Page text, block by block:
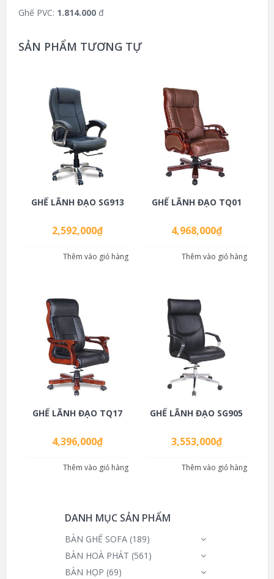
Ghế PVC: 1.814.000đ
SẢN PHẨM TƯƠNG TỰ
GHẾ LÃNH ĐẠO SG913
2,592,000₫
Thêm vào giỏ hàng
GHẾ LÃNH ĐẠO TQ01
4,968,000₫
Thêm vào giỏ hàng
GHẾ LÃNH ĐẠO TQ17
4,396,000₫
Thêm vào giỏ hàng
GHẾ LÃNH ĐẠO SG905
3,553,000₫
Thêm vào giỏ hàng
DANH MỤC SẢN PHẨM
BÀN GHẾ SOFA (189)
BÀN HOÀ PHÁT (561)
BÀN HỌP (69)